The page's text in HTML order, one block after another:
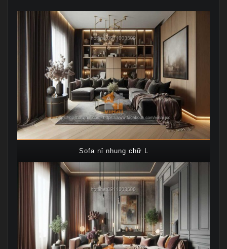
Sofa nỉ nhung chữ L